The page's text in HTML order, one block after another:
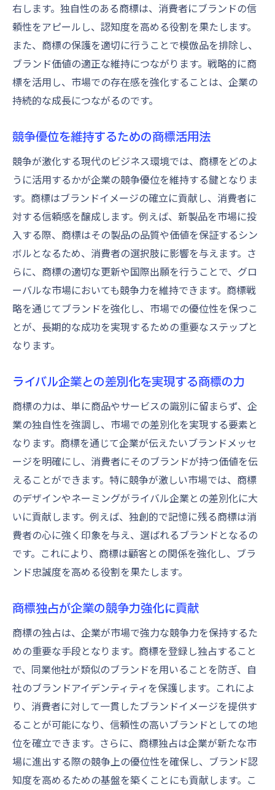
右します。独自性のある商標は、消費者にブランドの信
頼性をアピールし、認知度を高める役割を果たします。
また、商標の保護を適切に行うことで模倣品を排除し、
ブランド価値の適正な維持につながります。戦略的に商
標を活用し、市場での存在感を強化することは、企業の
持続的な成長につながるのです。
競争優位を維持するための商標活用法
競争が激化する現代のビジネス環境では、商標をどのよ
うに活用するかが企業の競争優位を維持する鍵となりま
す。商標はブランドイメージの確立に貢献し、消費者に
対する信頼感を醸成します。例えば、新製品を市場に投
入する際、商標はその製品の品質や価値を保証するシン
ボルとなるため、消費者の選択肢に影響を与えます。さ
らに、商標の適切な更新や国際出願を行うことで、グロ
ーバルな市場においても競争力を維持できます。商標戦
略を通じてブランドを強化し、市場での優位性を保つこ
とが、長期的な成功を実現するための重要なステップと
なります。
ライバル企業との差別化を実現する商標の力
商標の力は、単に商品やサービスの識別に留まらず、企
業の独自性を強調し、市場での差別化を実現する要素と
なります。商標を通じて企業が伝えたいブランドメッセ
ージを明確にし、消費者にそのブランドが持つ価値を伝
えることができます。特に競争が激しい市場では、商標
のデザインやネーミングがライバル企業との差別化に大
いに貢献します。例えば、独創的で記憶に残る商標は消
費者の心に強く印象を与え、選ばれるブランドとなるの
です。これにより、商標は顧客との関係を強化し、ブラ
ンド忠誠度を高める役割を果たします。
商標独占が企業の競争力強化に貢献
商標の独占は、企業が市場で強力な競争力を保持するた
めの重要な手段となります。商標を登録し独占すること
で、同業他社が類似のブランドを用いることを防ぎ、自
社のブランドアイデンティティを保護します。これによ
り、消費者に対して一貫したブランドイメージを提供す
ることが可能になり、信頼性の高いブランドとしての地
位を確立できます。さらに、商標独占は企業が新たな市
場に進出する際の競争上の優位性を確保し、ブランド認
知度を高めるための基盤を築くことにも貢献します。こ